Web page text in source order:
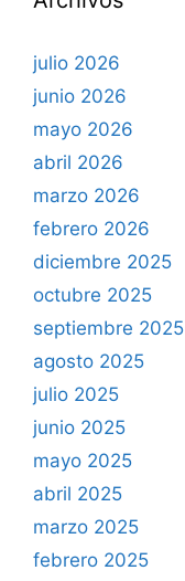
julio 2026
junio 2026
mayo 2026
abril 2026
marzo 2026
febrero 2026
diciembre 2025
octubre 2025
septiembre 2025
agosto 2025
julio 2025
junio 2025
mayo 2025
abril 2025
marzo 2025
febrero 2025